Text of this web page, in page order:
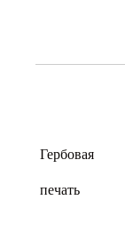
Гербовая
печать